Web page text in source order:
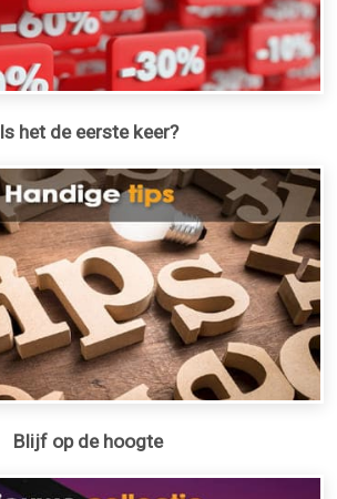
Is het de eerste keer?
Blijf op de hoogte